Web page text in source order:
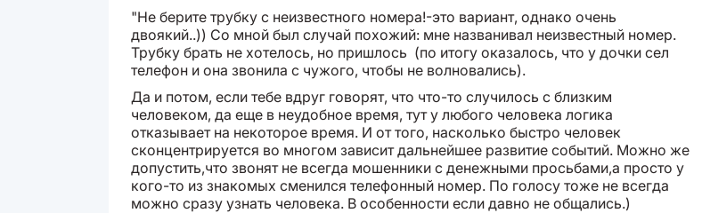
"Не берите трубку с неизвестного номера!-это вариант, однако очень
двоякий..)) Со мной был случай похожий: мне названивал неизвестный номер.
Трубку брать не хотелось, но пришлось (по итогу оказалось, что у дочки сел
телефон и она звонила с чужого, чтобы не волновались).
Да и потом, если тебе вдруг говорят, что что-то случилось с близким
человеком, да еще в неудобное время, тут у любого человека логика
отказывает на некоторое время. И от того, насколько быстро человек
сконцентрируется во многом зависит дальнейшее развитие событий. Можно же
допустить,что звонят не всегда мошенники с денежными просьбами,а просто у
кого-то из знакомых сменился телефонный номер. По голосу тоже не всегда
можно сразу узнать человека. В особенности если давно не общались.)